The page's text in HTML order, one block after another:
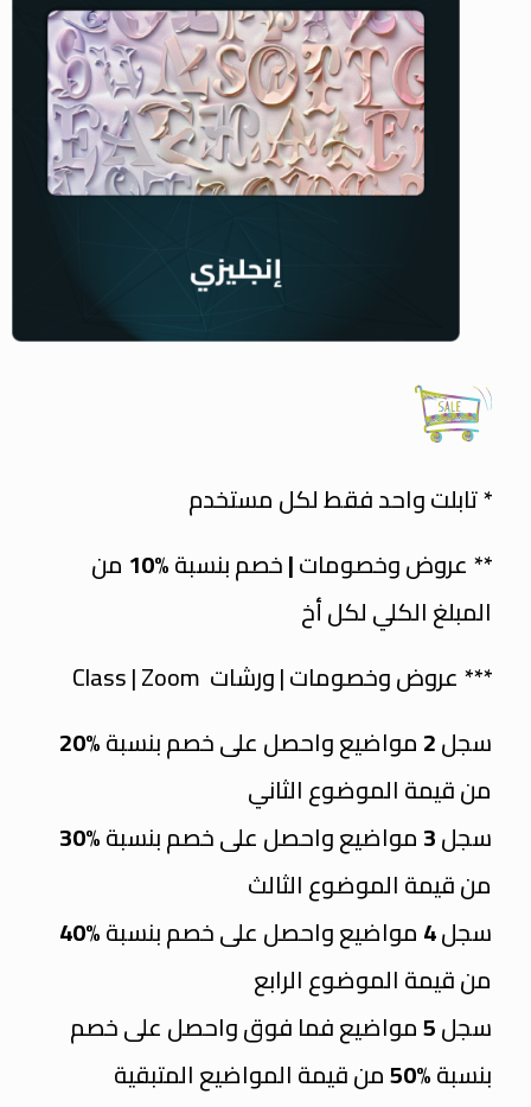
* تابلت واحد فقط لكل مستخدم
** عروض وخصومات|خصم بنسبة%10
من
المبلغ الكلي لكل أخ
*** عروض وخصومات | ورشات Class | Zoom
سجل2مواضيع واحصل على خصم بنسبة%20
من قيمة الموضوع الثاني
سجل3مواضيع واحصل على خصم بنسبة%30
من قيمة الموضوع الثالث
سجل مواضيع واحصل على خصم بنسبة%40
من قيمة الموضوع الرابع
سجل5مواضيع فما فوق واحصل على خصم
بنسبة%50
من قيمة المواضيع المتبقية